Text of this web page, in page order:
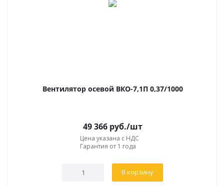
Вентилятор осевой ВКО-7,1П 0,37/1000
49 366руб./шт
Цена указана с НДС
Гарантия от 1 года
В корзину